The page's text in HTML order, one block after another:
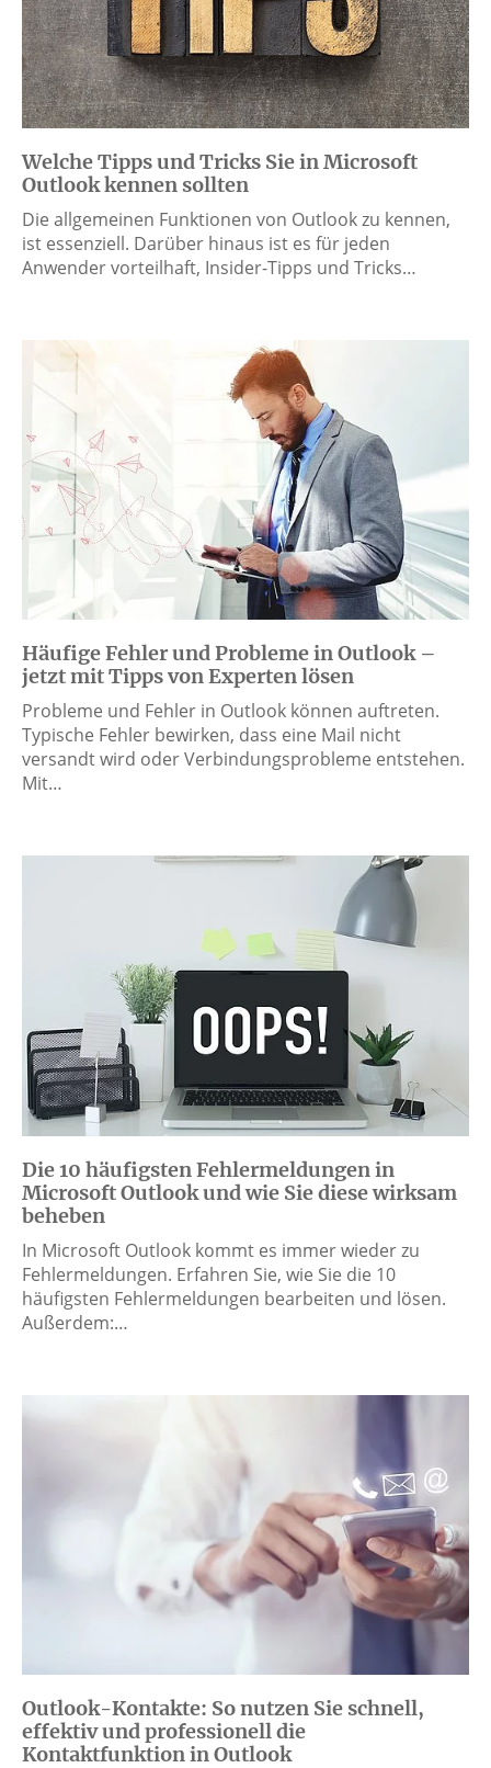
Welche Tipps und Tricks Sie in Microsoft
Outlook kennen sollten
Die allgemeinen Funktionen von Outlook zu kennen,
ist essenziell. Darüber hinaus ist es für jeden
Anwender vorteilhaft, Insider-Tipps und Tricks…
Häufige Fehler und Probleme in Outlook –
jetzt mit Tipps von Experten lösen
Probleme und Fehler in Outlook können auftreten.
Typische Fehler bewirken, dass eine Mail nicht
versandt wird oder Verbindungsprobleme entstehen.
Mit…
Die 10 häufigsten Fehlermeldungen in
Microsoft Outlook und wie Sie diese wirksam
beheben
In Microsoft Outlook kommt es immer wieder zu
Fehlermeldungen. Erfahren Sie, wie Sie die 10
häufigsten Fehlermeldungen bearbeiten und lösen.
Außerdem:…
Outlook-Kontakte: So nutzen Sie schnell,
effektiv und professionell die
Kontaktfunktion in Outlook